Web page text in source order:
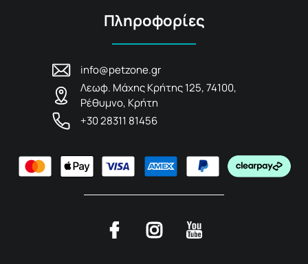
Πληροφορίες
info@petzone.gr
Λεωφ. Μάχης Κρήτης 125, 74100,
Ρέθυμνο, Κρήτη
+30 28311 81456